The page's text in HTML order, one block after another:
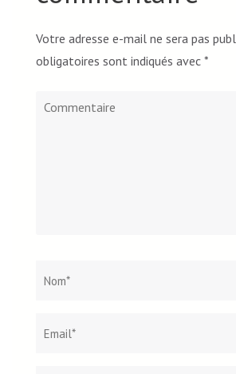
Votre adresse e-mail ne sera pas
obligatoires sont indiqués avec *
Commentaire